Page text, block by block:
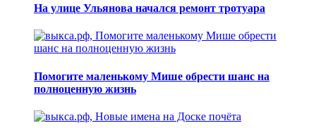
На улице Ульянова начался ремонт тротуара
Помогите маленькому Мише обрести шанс на
полноценную жизнь